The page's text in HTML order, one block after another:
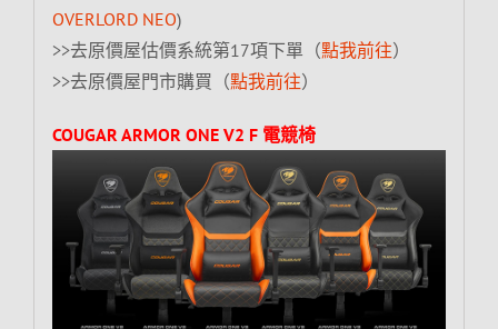
OVERLORD NEO)
>>去原價屋估價系統第17項下單（點我前往）
>>去原價屋門市購買（點我前往）
COUGAR ARMOR ONE V2 F 電競椅